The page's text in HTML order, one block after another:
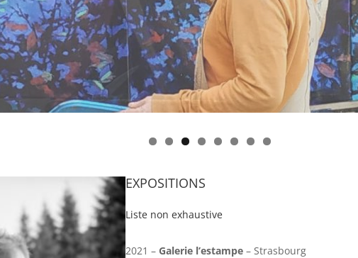
EXPOSITIONS
Liste non exhaustive
2021 – Galerie l’estampe– Strasbourg